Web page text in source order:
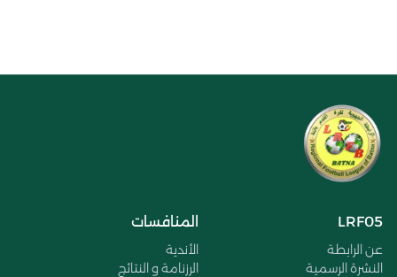
LRF05
عن الرابطة
النشرة الرسمية
المنافسات
الأندية
الرزنامة و النتائج